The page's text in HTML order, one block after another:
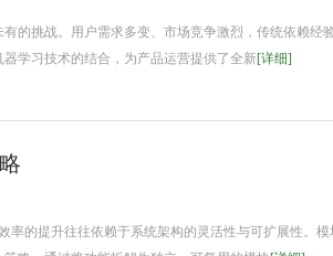
挑战。用户需求多变、市场竞争激烈，传统依赖经
学习技术的结合，为产品运营提供了全新[详细]
的提升往往依赖于系统架构的灵活性与可扩展性。模